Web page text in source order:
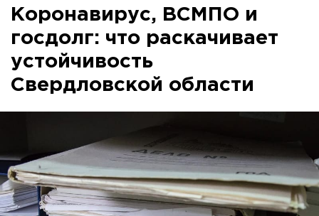
Коронавирус, ВСМПО и
госдолг: что раскачивает
устойчивость
Свердловской области